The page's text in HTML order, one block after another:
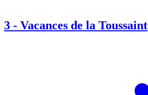
3 - Vacances de la Toussaint